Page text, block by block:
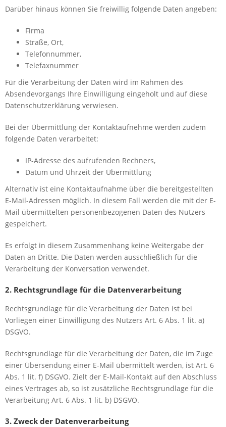
Darüber hinaus können Sie freiwillig folgende Daten angeben:
Firma
Straße, Ort,
Telefonnummer,
Telefaxnummer
Für die Verarbeitung der Daten wird im Rahmen des
Absendevorgangs Ihre Einwilligung eingeholt und auf diese
Datenschutzerklärung verwiesen.
Bei der Übermittlung der Kontaktaufnehme werden zudem
folgende Daten verarbeitet:
IP-Adresse des aufrufenden Rechners,
Datum und Uhrzeit der Übermittlung
Alternativ ist eine Kontaktaufnahme über die bereitgestellten
E-Mail-Adressen möglich. In diesem Fall werden die mit der E-
Mail übermittelten personenbezogenen Daten des Nutzers
gespeichert.
Es erfolgt in diesem Zusammenhang keine Weitergabe der
Daten an Dritte. Die Daten werden ausschließlich für die
Verarbeitung der Konversation verwendet.
2. Rechtsgrundlage für die Datenverarbeitung
Rechtsgrundlage für die Verarbeitung der Daten ist bei
Vorliegen einer Einwilligung des Nutzers Art. 6 Abs. 1 lit. a)
DSGVO.
Rechtsgrundlage für die Verarbeitung der Daten, die im Zuge
einer Übersendung einer E-Mail übermittelt werden, ist Art. 6
Abs. 1 lit. f) DSGVO. Zielt der E-Mail-Kontakt auf den Abschluss
eines Vertrages ab, so ist zusätzliche Rechtsgrundlage für die
Verarbeitung Art. 6 Abs. 1 lit. b) DSGVO.
3. Zweck der Datenverarbeitung